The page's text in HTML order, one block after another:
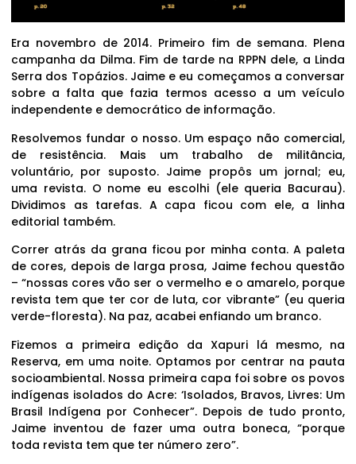
Era novembro de 2014. Primeiro fim de semana. Plena
campanha da Dilma. Fim de tarde na RPPN dele, a Linda
Serra dos Topázios. Jaime e eu começamos a conversar
sobre a falta que fazia termos acesso a um veículo
independente e democrático de informação.
Resolvemos fundar o nosso. Um espaço não comercial,
de resistência. Mais um trabalho de militância,
voluntário, por suposto. Jaime propôs um jornal; eu,
uma revista. O nome eu escolhi (ele queria Bacurau).
Dividimos as tarefas. A capa ficou com ele, a linha
editorial também.
Correr atrás da grana ficou por minha conta. A paleta
de cores, depois de larga prosa, Jaime fechou questão
– “nossas cores vão ser o vermelho e o amarelo, porque
revista tem que ter cor de luta, cor vibrante” (eu queria
verde-floresta). Na paz, acabei enfiando um branco.
Fizemos a primeira edição da Xapuri lá mesmo, na
Reserva, em uma noite. Optamos por centrar na pauta
socioambiental. Nossa primeira capa foi sobre os povos
indígenas isolados do Acre: ‘Isolados, Bravos, Livres: Um
Brasil Indígena por Conhecer”. Depois de tudo pronto,
Jaime inventou de fazer uma outra boneca, “porque
toda revista tem que ter número zero”.